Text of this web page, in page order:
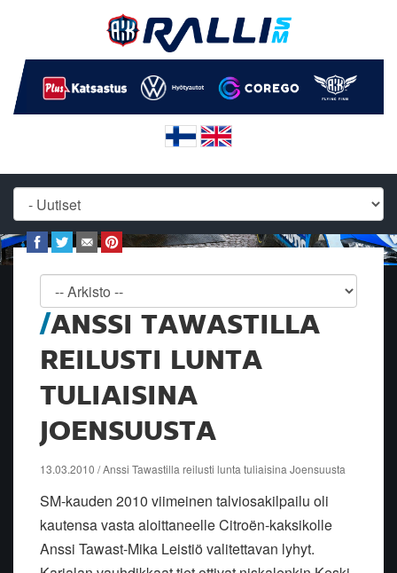
ANSSI TAWASTILLA
REILUSTI LUNTA
TULIAISINA
JOENSUUSTA
13.03.2010 / Anssi Tawastilla reilusti lunta tuliaisina Joensuusta
SM-kauden 2010 viimeinen talviosakilpailu oli
kautensa vasta aloittaneelle Citroën-kaksikolle
Anssi Tawast-Mika Leistiö valitettavan lyhyt.